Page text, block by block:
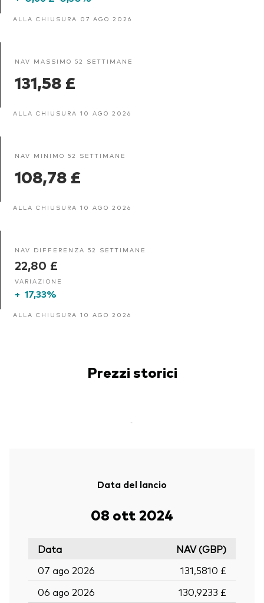
ALLA CHIUSURA 07 AGO 2026
NAV MASSIMO 52 SETTIMANE
131,58 £
ALLA CHIUSURA 10 AGO 2026
NAV MINIMO 52 SETTIMANE
108,78 £
ALLA CHIUSURA 10 AGO 2026
NAV DIFFERENZA 52 SETTIMANE
22,80 £
VARIAZIONE
+ 17,33%
ALLA CHIUSURA 10 AGO 2026
Prezzi storici
-
Data del lancio
08 ott 2024
Data
NAV (GBP)
07 ago 2026
131,5810 £
06 ago 2026
130,9233 £